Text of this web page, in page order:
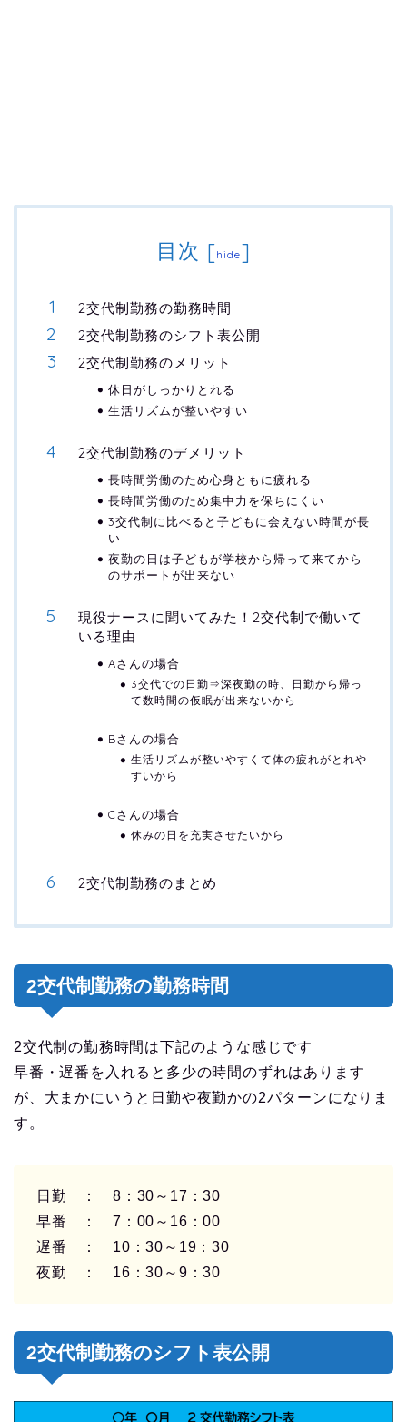
目次 [hide]
2交代制勤務の勤務時間
2交代制勤務のシフト表公開
2交代制勤務のメリット
休日がしっかりとれる
生活リズムが整いやすい
2交代制勤務のデメリット
長時間労働のため心身ともに疲れる
長時間労働のため集中力を保ちにくい
3交代制に比べると子どもに会えない時間が長
い
夜勤の日は子どもが学校から帰って来てから
のサポートが出来ない
現役ナースに聞いてみた！2交代制で働いて
いる理由
Aさんの場合
3交代での日勤⇒深夜勤の時、日勤から帰っ
て数時間の仮眠が出来ないから
Bさんの場合
生活リズムが整いやすくて体の疲れがとれや
すいから
Cさんの場合
休みの日を充実させたいから
2交代制勤務のまとめ
2交代制勤務の勤務時間
2交代制の勤務時間は下記のような感じです
早番・遅番を入れると多少の時間のずれはあります
が、大まかにいうと日勤や夜勤かの2パターンになりま
す。
日勤 ： 8：30～17：30
早番 ： 7：00～16：00
遅番 ： 10：30～19：30
夜勤 ： 16：30～9：30
2交代制勤務のシフト表公開